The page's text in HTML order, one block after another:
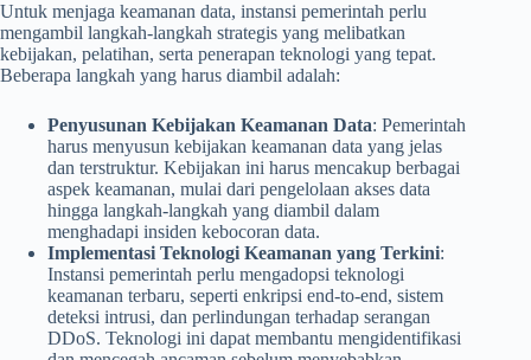
Untuk menjaga keamanan data, instansi pemerintah perlu
mengambil langkah-langkah strategis yang melibatkan
kebijakan, pelatihan, serta penerapan teknologi yang tepat.
Beberapa langkah yang harus diambil adalah:
Penyusunan Kebijakan Keamanan Data: Pemerintah
harus menyusun kebijakan keamanan data yang jelas
dan terstruktur. Kebijakan ini harus mencakup berbagai
aspek keamanan, mulai dari pengelolaan akses data
hingga langkah-langkah yang diambil dalam
menghadapi insiden kebocoran data.
Implementasi Teknologi Keamanan yang Terkini:
Instansi pemerintah perlu mengadopsi teknologi
keamanan terbaru, seperti enkripsi end-to-end, sistem
deteksi intrusi, dan perlindungan terhadap serangan
DDoS. Teknologi ini dapat membantu mengidentifikasi